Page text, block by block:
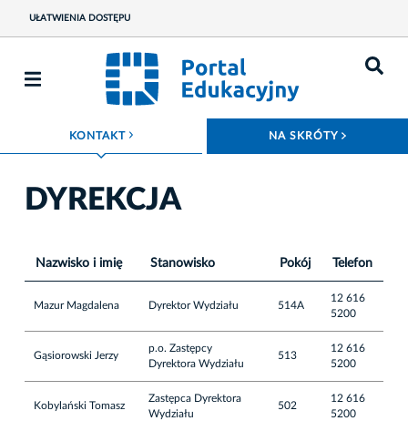
UŁATWIENIA DOSTĘPU
KONTAKTROZWIŃ MENU NA SKRÓTY
DYREKCJA
Nazwisko i imię Stanowisko Pokój Telefon
Mazur Magdalena Dyrektor Wydziału 514A
12 616
5200
Gąsiorowski Jerzy
p.o. Zastępcy
Dyrektora Wydziału
513
12 616
5200
Kobylański Tomasz
Zastępca Dyrektora
Wydziału
502
12 616
5200